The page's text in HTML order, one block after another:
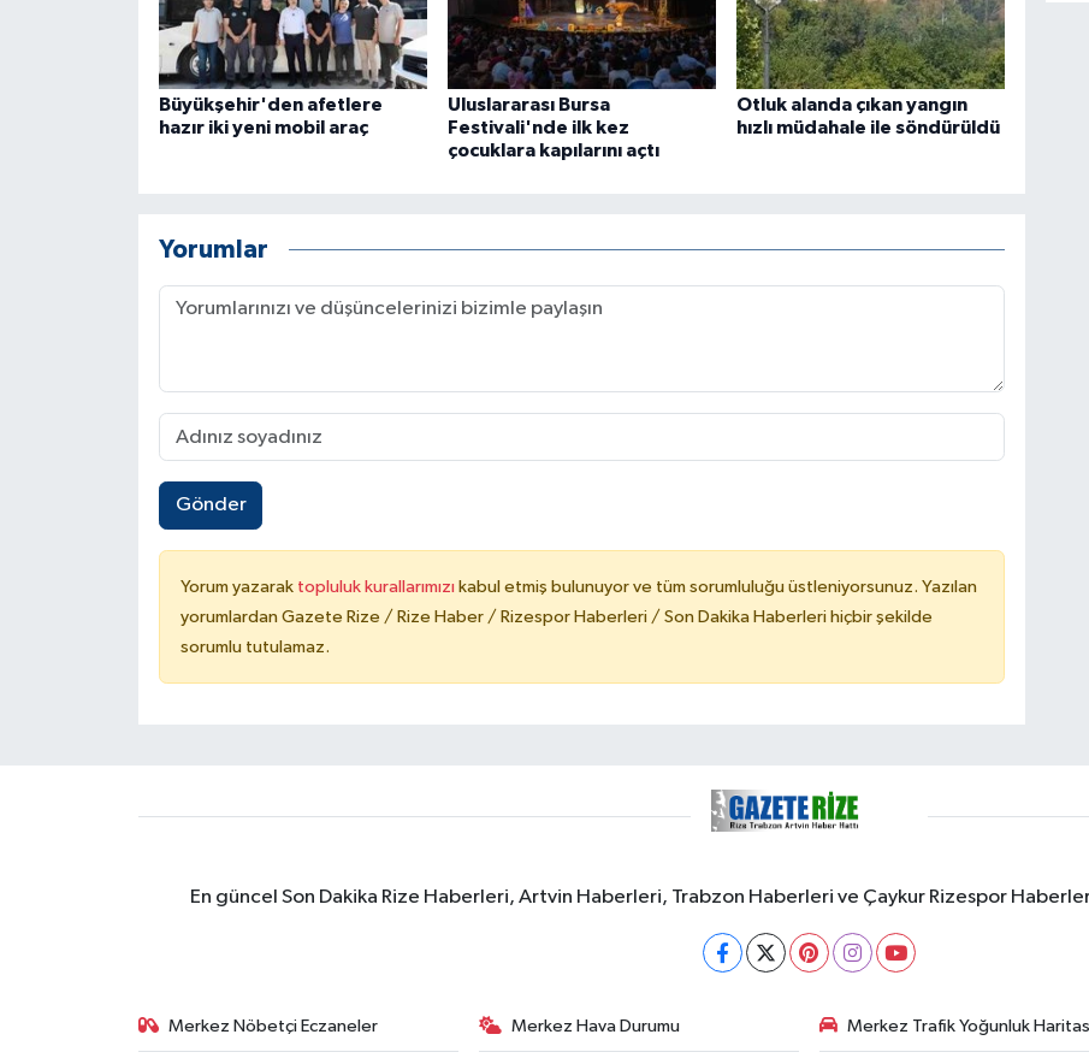
Büyükşehir'den afetlere
hazır iki yeni mobil araç
Uluslararası Bursa
Festivali'nde ilk kez
çocuklara kapılarını açtı
Otluk alanda çıkan yangın
hızlı müdahale ile söndürüldü
Yorumlar
Gönder
Yorum yazarak topluluk kurallarımızı kabul etmiş bulunuyor ve tüm sorumluluğu üstleniyorsunuz. Yazılan
yorumlardan Gazete Rize / Rize Haber / Rizespor Haberleri / Son Dakika Haberleri hiçbir şekilde
sorumlu tutulamaz.
En güncel Son Dakika Rize Haberleri, Artvin Haberleri, Trabzon Haberleri ve Çaykur Rizespor
Merkez Nöbetçi Eczaneler Merkez Hava Durumu Merkez Trafik Yoğunluk